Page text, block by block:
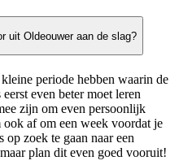
uit Oldeouwer aan de slag?
periode hebben waarin de
even beter moet leren
zijn om even persoonlijk
ook af om een week voordat je
op zoek te gaan naar een
plan dit even goed vooruit!